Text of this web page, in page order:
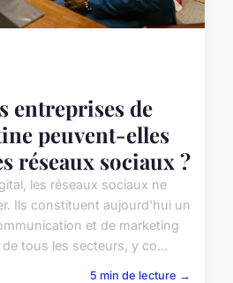
entreprises de
peuvent-elles
réseaux sociaux ?
les réseaux sociaux ne
Ils constituent aujourd'hui un
et de marketing
tous les secteurs, y co...
5 min de lecture →